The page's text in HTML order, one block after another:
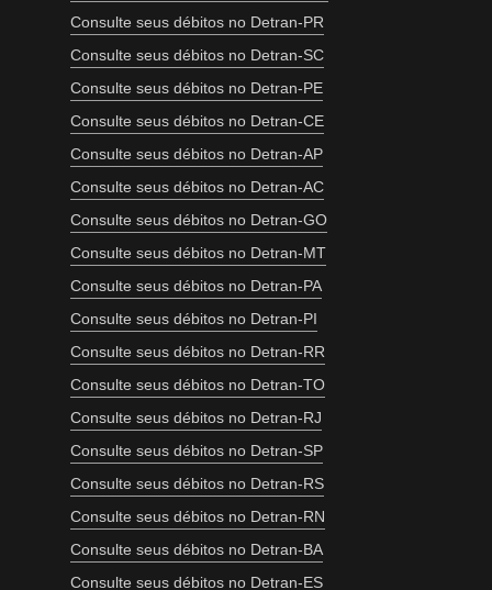
Consulte seus débitos no Detran-PR
Consulte seus débitos no Detran-SC
Consulte seus débitos no Detran-PE
Consulte seus débitos no Detran-CE
Consulte seus débitos no Detran-AP
Consulte seus débitos no Detran-AC
Consulte seus débitos no Detran-GO
Consulte seus débitos no Detran-MT
Consulte seus débitos no Detran-PA
Consulte seus débitos no Detran-PI
Consulte seus débitos no Detran-RR
Consulte seus débitos no Detran-TO
Consulte seus débitos no Detran-RJ
Consulte seus débitos no Detran-SP
Consulte seus débitos no Detran-RS
Consulte seus débitos no Detran-RN
Consulte seus débitos no Detran-BA
Consulte seus débitos no Detran-ES